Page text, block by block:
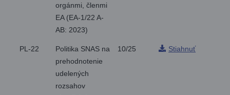
orgánmi, členmi
EA (EA-1/22 A-
AB: 2023)
PL-22
Politika SNAS na
prehodnotenie
udelených
rozsahov
10/25 Stiahnuť